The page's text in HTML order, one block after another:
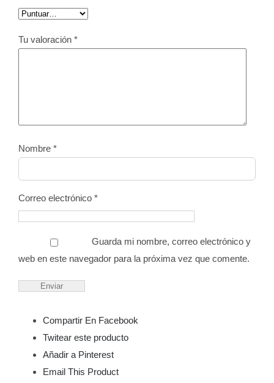
Tu valoración *
Nombre *
Correo electrónico *
Guarda mi nombre, correo electrónico y
web en este navegador para la próxima vez que comente.
Compartir En Facebook
Twitear este producto
Añadir a Pinterest
Email This Product